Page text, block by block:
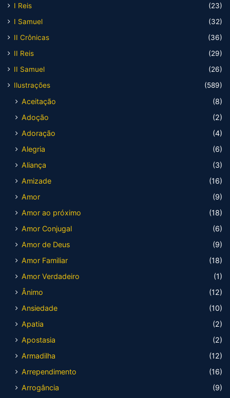
I Reis
(23)
I Samuel
(32)
II Crônicas
(36)
II Reis
(29)
II Samuel
(26)
Ilustrações
(589)
Aceitação
(8)
Adoção
(2)
Adoração
(4)
Alegria
(6)
Aliança
(3)
Amizade
(16)
Amor
(9)
Amor ao próximo
(18)
Amor Conjugal
(6)
Amor de Deus
(9)
Amor Familiar
(18)
Amor Verdadeiro
(1)
Ânimo
(12)
Ansiedade
(10)
Apatia
(2)
Apostasia
(2)
Armadilha
(12)
Arrependimento
(16)
Arrogância
(9)